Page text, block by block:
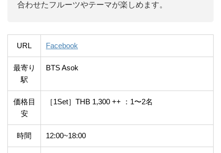
合わせたフルーツやテーマが楽しめます。
URL Facebook
最寄り
駅
BTS Asok
価格目
安
［1Set］THB 1,300 ++ ：1〜2名
時間 12:00~18:00